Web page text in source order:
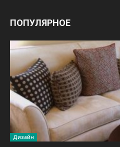
ПОПУЛЯРНОЕ
Дизайн